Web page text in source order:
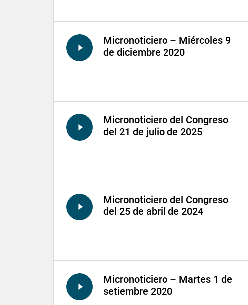
Micronoticiero – Miércoles 9
de diciembre 2020
Micronoticiero del Congreso
del 21 de julio de 2025
Micronoticiero del Congreso
del 25 de abril de 2024
Micronoticiero – Martes 1 de
setiembre 2020